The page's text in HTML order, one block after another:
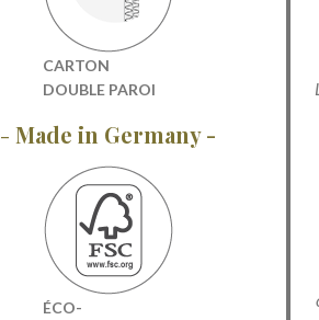
CARTON
DOUBLE PAROI
-Made in Germany -
ÉCO-